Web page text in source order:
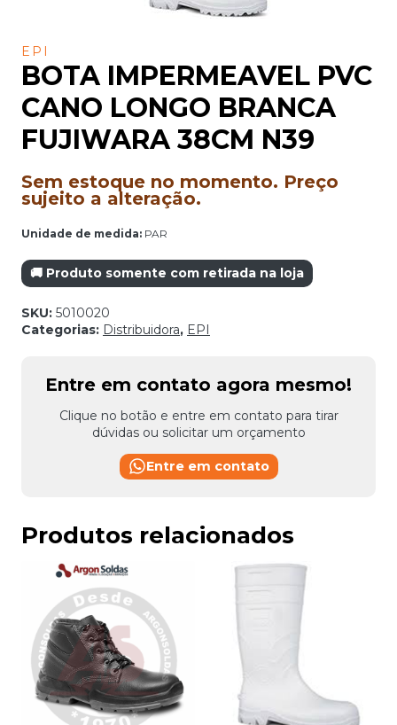
EPI
BOTA IMPERMEAVEL PVC
CANO LONGO BRANCA
FUJIWARA 38CM N39
Sem estoque no momento. Preço
sujeito a alteração.
Unidade de medida: PAR
🚚 Produto somente com retirada na loja
SKU: 5010020
Categorias: Distribuidora, EPI
Entre em contato agora mesmo!
Clique no botão e entre em contato para tirar
dúvidas ou solicitar um orçamento
Entre em contato
Produtos relacionados